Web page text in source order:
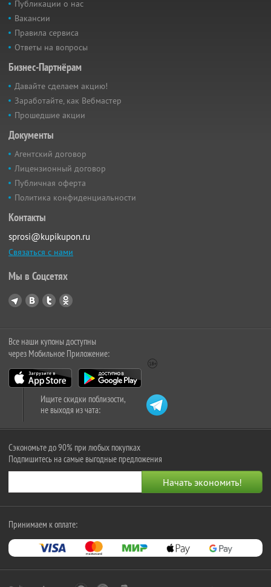
Публикации о нас
Вакансии
Правила сервиса
Ответы на вопросы
Бизнес-Партнёрам
Давайте сделаем акцию!
Заработайте, как Вебмастер
Прошедшие акции
Документы
Агентский договор
Лицензионный договор
Публичная оферта
Политика конфиденциальности
Контакты
sprosi@kupikupon.ru
Связаться с нами
Мы в Соцсетях
Все наши купоны доступны
через Мобильное Приложение:
Ищите скидки поблизости,
не выходя из чата:
Сэкономьте до 90% при любых покупках
Подпишитесь на самые выгодные предложения
Принимаем к оплате: